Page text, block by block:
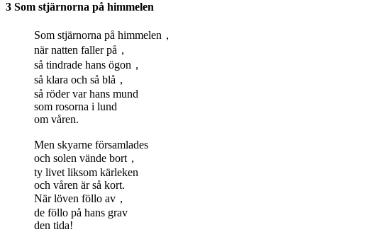
3 Som stjärnorna på himmelen
Som stjärnorna på himmelen，
när natten faller på，
så tindrade hans ögon，
så klara och så blå，
så röder var hans mund
som rosorna i lund
om våren.
Men skyarne församlades
och solen vände bort，
ty livet liksom kärleken
och våren är så kort.
När löven föllo av，
de föllo på hans grav
den tida!